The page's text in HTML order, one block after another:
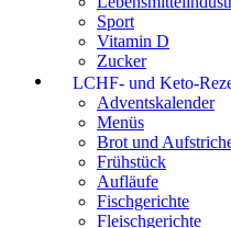
Sport
Vitamin D
Zucker
LCHF- und Keto-
Adventskalender
Menüs
Brot und
Frühstück
Aufläufe
Fischgerichte
Fleischgerichte